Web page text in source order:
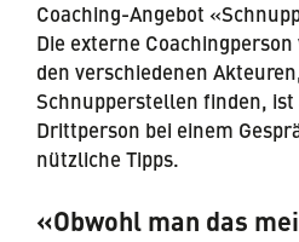
Coaching-Angebot
Die externe
den verschiedenen
Schnupperstellen finden, ist
Drittperson bei einem
nützliche Tipps.
«Obwohl man das